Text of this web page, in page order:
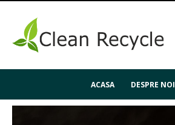
ACASA DESPRE NOI